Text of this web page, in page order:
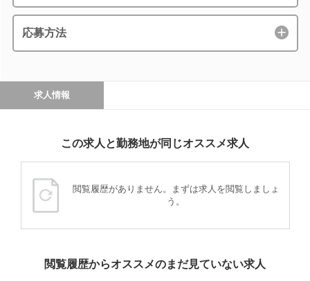
応募方法
求人情報
この求人と勤務地が同じオススメ求人
閲覧履歴がありません。まずは求人を閲覧しましょ
う。
閲覧履歴からオススメのまだ見ていない求人